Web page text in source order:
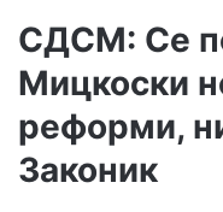
СДСМ: Се
Мицкоски
реформи,
Законик